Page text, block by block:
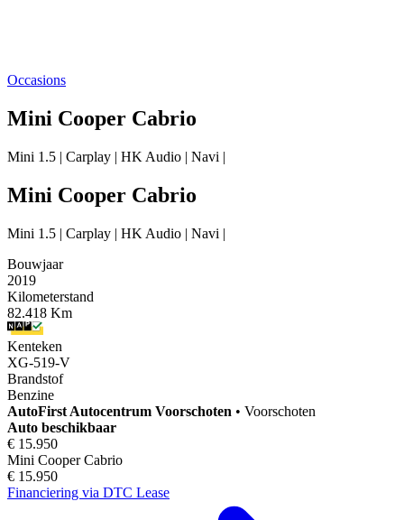
Occasions
Mini Cooper Cabrio
Mini 1.5 | Carplay | HK Audio | Navi |
Mini Cooper Cabrio
Mini 1.5 | Carplay | HK Audio | Navi |
Bouwjaar
2019
Kilometerstand
82.418 Km
Kenteken
XG-519-V
Brandstof
Benzine
AutoFirst Autocentrum Voorschoten • Voorschoten
Auto beschikbaar
€ 15.950
Mini Cooper Cabrio
€ 15.950
Financiering via DTC Lease